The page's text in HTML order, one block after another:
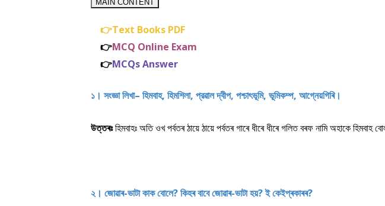
MAIN CONTENT
👉Text Books PDF
👉MCQ Online Exam
👉MCQs Answer
১। সংজ্ঞা লিখা– হিমবাহ, হিমশিলা, প্রৱাল দ্বীপ, পশ্চাৎভূমি, ভূমিকম্প, আগ্নেয়গিৰি।
উত্তৰঃহিমবাহঃ অতি ওখ পৰ্বতৰ ঠায়ে ঠায়ে পৰ্বতৰ গাৰে ধীৰে ধীৰে গলিত বৰফ নামি অহাকে হিমবাহ
২। জোৱাৰ-ভাটা কাক বােলে? কিহৰ বাবে জোৱাৰ-ভাটা হয়? ই কেইপ্ৰকাৰৰ?